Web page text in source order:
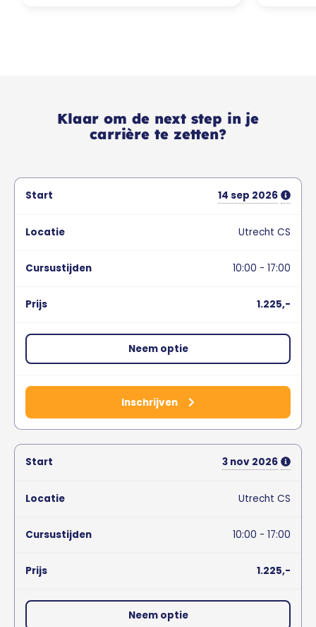
Klaar om de next step in je
carrière te zetten?
14 sep 2026
Utrecht CS
10:00 - 17:00
1.225,-
Neem optie
Inschrijven
3 nov 2026
Utrecht CS
10:00 - 17:00
1.225,-
Neem optie